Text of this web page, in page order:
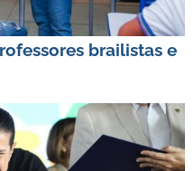
brailistas e